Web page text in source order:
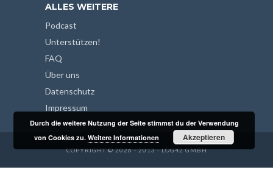
ALLES WEITERE
Podcast
Unterstützen!
FAQ
Über uns
Datenschutz
Impressum
COPYRIGHT © 2026 - 2013 - LOG42 GMBH
Durch die weitere Nutzung der Seite stimmst du der Verwendung
von Cookies zu.Weitere Informationen Akzeptieren